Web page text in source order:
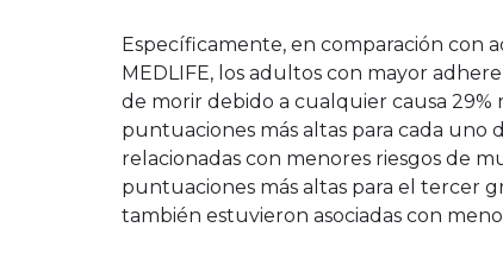
Específicamente, en comparación con
MEDLIFE, los adultos con mayor
de morir debido a cualquier causa
puntuaciones más altas para cada uno
relacionadas con menores riesgos de
puntuaciones más altas para el tercer
también estuvieron asociadas con